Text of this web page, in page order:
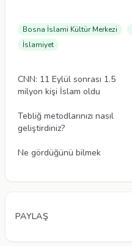
Bosna İslami Kültür Merkezi
İslamiyet
CNN: 11 Eylül sonrası 1.5
milyon kişi İslam oldu
Tebliğ metodlarınızı nasıl
geliştirdiniz?
Ne gördüğünü bilmek
PAYLAŞ